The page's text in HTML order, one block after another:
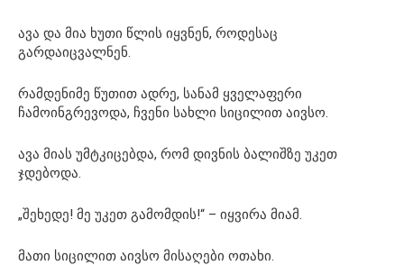
ავა და მია ხუთი წლის იყვნენ, როდესაც
გარდაიცვალნენ.
რამდენიმე წუთით ადრე, სანამ ყველაფერი
ჩამოინგრევოდა, ჩვენი სახლი სიცილით აივსო.
ავა მიას უმტკიცებდა, რომ დივნის ბალიშზე უკეთ
ჯდებოდა.
„შეხედე! მე უკეთ გამომდის!“ – იყვირა მიამ.
მათი სიცილით აივსო მისაღები ოთახი.